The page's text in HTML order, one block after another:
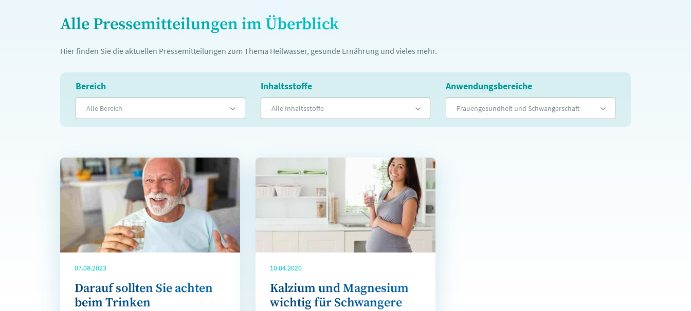
Alle Pressemitteilungen im Überblick
Hier finden Sie die aktuellen Pressemitteilungen zum Thema Heilwasser, gesunde Ernährung und vieles mehr.
Bereich
Alle Bereich
Inhaltsstoffe
Alle Inhaltsstoffe
Anwendungsbereiche
Frauengesundheit und Schwangerschaft
07.08.2023
Darauf sollten Sie achten
beim Trinken
10.04.2020
Kalzium und Magnesium
wichtig für Schwangere